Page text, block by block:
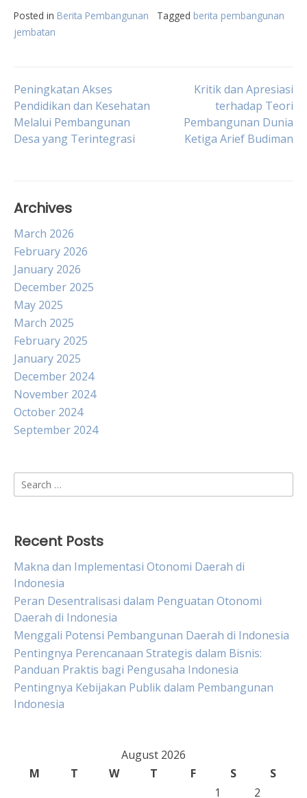
Posted in Berita Pembangunan Tagged berita pembangunan
jembatan
Post
navigation
Peningkatan Akses
Pendidikan dan Kesehatan
Melalui Pembangunan
Desa yang Terintegrasi
Kritik dan Apresiasi
terhadap Teori
Pembangunan Dunia
Ketiga Arief Budiman
Archives
March 2026
February 2026
January 2026
December 2025
May 2025
March 2025
February 2025
January 2025
December 2024
November 2024
October 2024
September 2024
Search
for:
Recent Posts
Makna dan Implementasi Otonomi Daerah di
Indonesia
Peran Desentralisasi dalam Penguatan Otonomi
Daerah di Indonesia
Menggali Potensi Pembangunan Daerah di Indonesia
Pentingnya Perencanaan Strategis dalam Bisnis:
Panduan Praktis bagi Pengusaha Indonesia
Pentingnya Kebijakan Publik dalam Pembangunan
Indonesia
August 2026
M
T W T F S
S
1
2